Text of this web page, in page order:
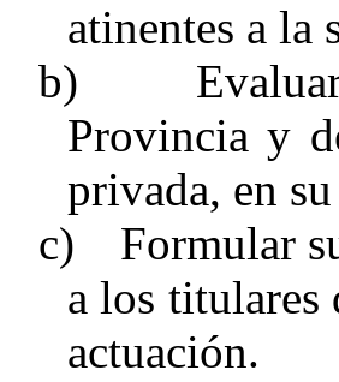
atinentes a la
b)
Provincia y
privada, en
c)
Formular
a los titulares
actuación.